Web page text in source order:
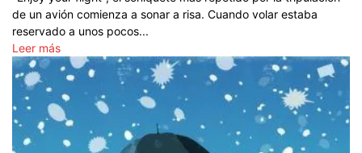
de un avión comienza a sonar a risa. Cuando volar estaba
reservado a unos pocos...
Leer más